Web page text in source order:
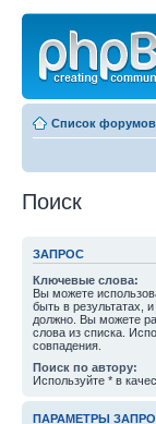
Список форумов
Поиск
ЗАПРОС
Ключевые слова:
Вы можете
быть в результатах, и
должно. Вы можете
слова из списка.
совпадения.
Поиск по автору:
Используйте * в
ПАРАМЕТРЫ